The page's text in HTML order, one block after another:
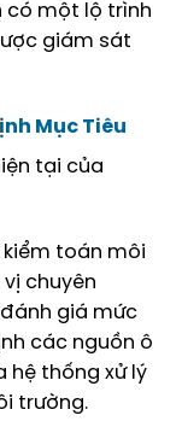
có một lộ trình
giám sát
Mục Tiêu
tại của
kiểm toán môi
chuyên
đánh giá mức
các nguồn ô
hệ thống xử lý
trường.